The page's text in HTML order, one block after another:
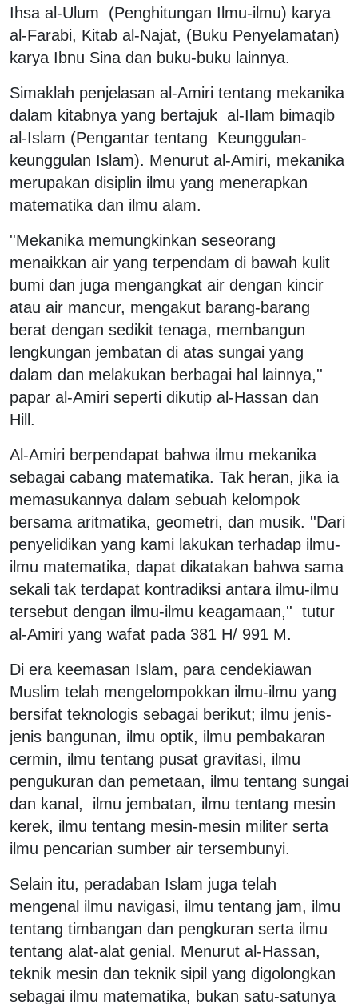
Ihsa al-Ulum (Penghitungan Ilmu-ilmu) karya
al-Farabi, Kitab al-Najat, (Buku Penyelamatan)
karya Ibnu Sina dan buku-buku lainnya.
Simaklah penjelasan al-Amiri tentang mekanika
dalam kitabnya yang bertajuk al-Ilam bimaqib
al-Islam (Pengantar tentang Keunggulan-
keunggulan Islam). Menurut al-Amiri, mekanika
merupakan disiplin ilmu yang menerapkan
matematika dan ilmu alam.
''Mekanika memungkinkan seseorang
menaikkan air yang terpendam di bawah kulit
bumi dan juga mengangkat air dengan kincir
atau air mancur, mengakut barang-barang
berat dengan sedikit tenaga, membangun
lengkungan jembatan di atas sungai yang
dalam dan melakukan berbagai hal lainnya,''
papar al-Amiri seperti dikutip al-Hassan dan
Hill.
Al-Amiri berpendapat bahwa ilmu mekanika
sebagai cabang matematika. Tak heran, jika ia
memasukannya dalam sebuah kelompok
bersama aritmatika, geometri, dan musik. ''Dari
penyelidikan yang kami lakukan terhadap ilmu-
ilmu matematika, dapat dikatakan bahwa sama
sekali tak terdapat kontradiksi antara ilmu-ilmu
tersebut dengan ilmu-ilmu keagamaan,'' tutur
al-Amiri yang wafat pada 381 H/ 991 M.
Di era keemasan Islam, para cendekiawan
Muslim telah mengelompokkan ilmu-ilmu yang
bersifat teknologis sebagai berikut; ilmu jenis-
jenis bangunan, ilmu optik, ilmu pembakaran
cermin, ilmu tentang pusat gravitasi, ilmu
pengukuran dan pemetaan, ilmu tentang sungai
dan kanal, ilmu jembatan, ilmu tentang mesin
kerek, ilmu tentang mesin-mesin militer serta
ilmu pencarian sumber air tersembunyi.
Selain itu, peradaban Islam juga telah
mengenal ilmu navigasi, ilmu tentang jam, ilmu
tentang timbangan dan pengkuran serta ilmu
tentang alat-alat genial. Menurut al-Hassan,
teknik mesin dan teknik sipil yang digolongkan
sebagai ilmu matematika, bukan satu-satunya